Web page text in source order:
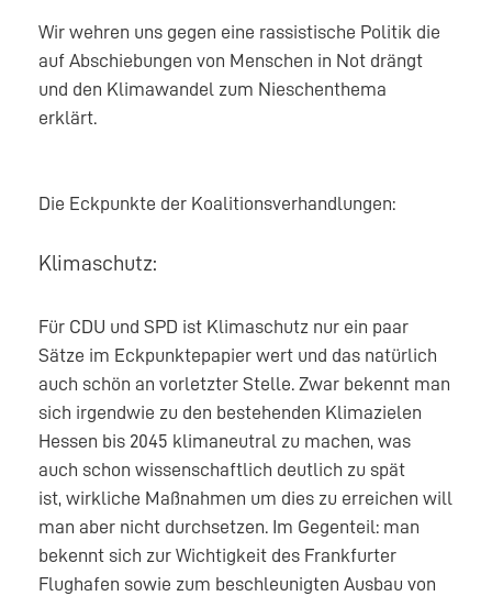
Wir wehren uns gegen eine rassistische Politik die
auf Abschiebungen von Menschen in Not drängt
und den Klimawandel zum Nieschenthema
erklärt.
Die Eckpunkte der Koalitionsverhandlungen:
Klimaschutz:
Für CDU und SPD ist Klimaschutz nur ein paar
Sätze im Eckpunktepapier wert und das natürlich
auch schön an vorletzter Stelle. Zwar bekennt man
sich irgendwie zu den bestehenden Klimazielen
Hessen bis 2045 klimaneutral zu machen, was
auch schon wissenschaftlich deutlich zu spät
ist, wirkliche Maßnahmen um dies zu erreichen will
man aber nicht durchsetzen. Im Gegenteil: man
bekennt sich zur Wichtigkeit des Frankfurter
Flughafen sowie zum beschleunigten Ausbau von